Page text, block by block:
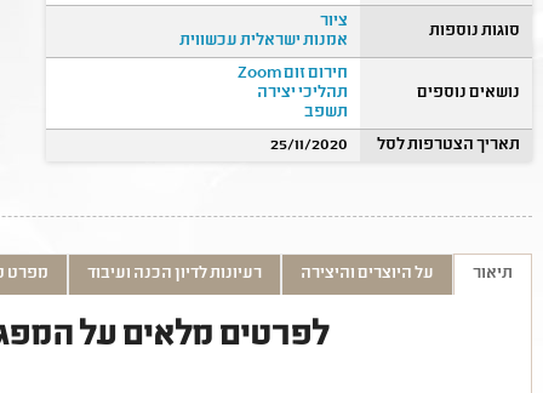
סוגות נוספות
ציור
אמנות ישראלית עכשווית
נושאים נוספים
חירום זום Zoom
תהליכי יצירה
תשפב
תאריך הצטרפות לסל
25/11/2020
תיאור על היוצרים והיצירה רעיונות לדיון הכנה ועיבוד מפרט
לפרטים מלאים על